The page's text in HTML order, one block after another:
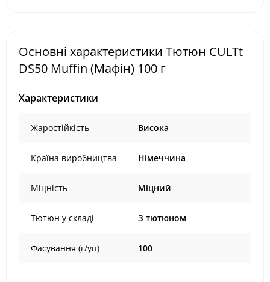
Основні характеристики Тютюн CULTt
DS50 Muffin (Мафін) 100 г
Характеристики
Жаростійкість Висока
Країна виробництва Німеччина
Міцність Міцний
Тютюн у складі З тютюном
Фасування (г/уп) 100